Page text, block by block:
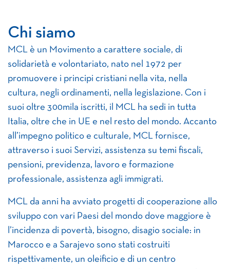
Chi siamo
MCL è un Movimento a carattere sociale, di
solidarietà e volontariato, nato nel 1972 per
promuovere i principi cristiani nella vita, nella
cultura, negli ordinamenti, nella legislazione. Con i
suoi oltre 300mila iscritti, il MCL ha sedi in tutta
Italia, oltre che in UE e nel resto del mondo. Accanto
all’impegno politico e culturale, MCL fornisce,
attraverso i suoi Servizi, assistenza su temi fiscali,
pensioni, previdenza, lavoro e formazione
professionale, assistenza agli immigrati.
MCL da anni ha avviato progetti di cooperazione allo
sviluppo con vari Paesi del mondo dove maggiore è
l’incidenza di povertà, bisogno, disagio sociale: in
Marocco e a Sarajevo sono stati costruiti
rispettivamente, un oleificio e di un centro